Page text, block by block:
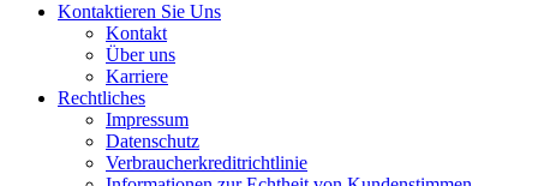
Kontaktieren Sie Uns
Kontakt
Über uns
Karriere
Rechtliches
Impressum
Datenschutz
Verbraucherkreditrichtlinie